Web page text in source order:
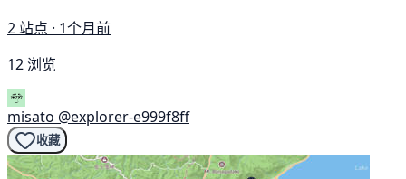
2 站点 · 1个月前
12 浏览
misato @explorer-e999f8ff
收藏